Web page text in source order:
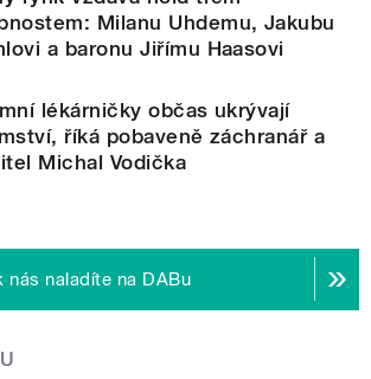
Milanu Uhdemu, Jakubu
a baronu Jiřímu Haasovi
lékárničky občas ukrývají
říká pobaveně záchranář a
Michal Vodička
nás naladíte na DABu